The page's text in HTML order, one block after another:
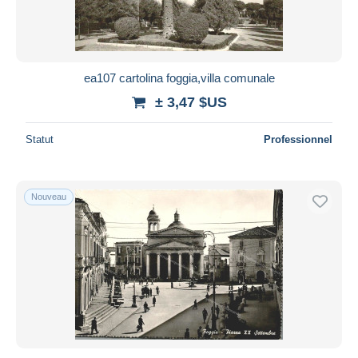
ea107 cartolina foggia,villa comunale
± 3,47 $US
Statut Professionnel
Nouveau